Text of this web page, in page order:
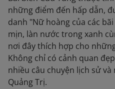
những điểm đến hấp dẫn,
danh "Nữ hoàng của các
mịn, làn nước trong xanh
nơi đây thích hợp cho
Không chỉ có cảnh quan
nhiều câu chuyện lịch sử
Quảng Trị.